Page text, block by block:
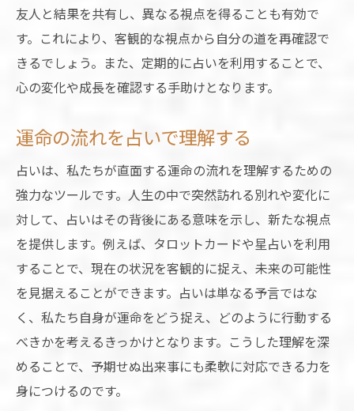
友人と結果を共有し、異なる視点を得ることも有効で
す。これにより、客観的な視点から自分の道を再確認で
きるでしょう。また、定期的に占いを利用することで、
心の変化や成長を確認する手助けとなります。
運命の流れを占いで理解する
占いは、私たちが直面する運命の流れを理解するための
強力なツールです。人生の中で突然訪れる別れや変化に
対して、占いはその背後にある意味を示し、新たな視点
を提供します。例えば、タロットカードや星占いを利用
することで、現在の状況を客観的に捉え、未来の可能性
を見据えることができます。占いは単なる予言ではな
く、私たち自身が運命をどう捉え、どのように行動する
べきかを考えるきっかけとなります。こうした理解を深
めることで、予期せぬ出来事にも柔軟に対応できる力を
身につけるのです。